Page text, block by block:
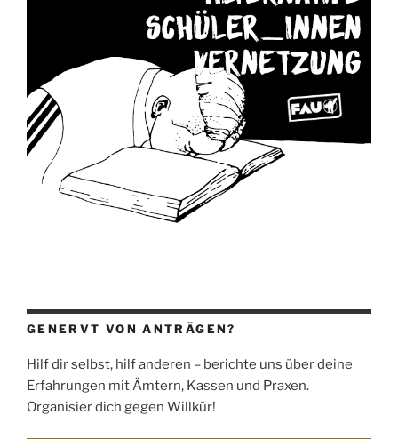
GENERVT VON ANTRÄGEN?
Hilf dir selbst, hilf anderen – berichte uns über deine
Erfahrungen mit Ämtern, Kassen und Praxen.
Organisier dich gegen Willkür!